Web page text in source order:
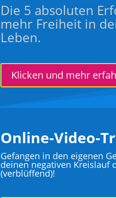
Die 5 absoluten
mehr Freiheit in
Leben.
Klicken und mehr
Online-Video-
Gefangen in den eigenen
deinen negativen Kreislauf
(verblüffend)!